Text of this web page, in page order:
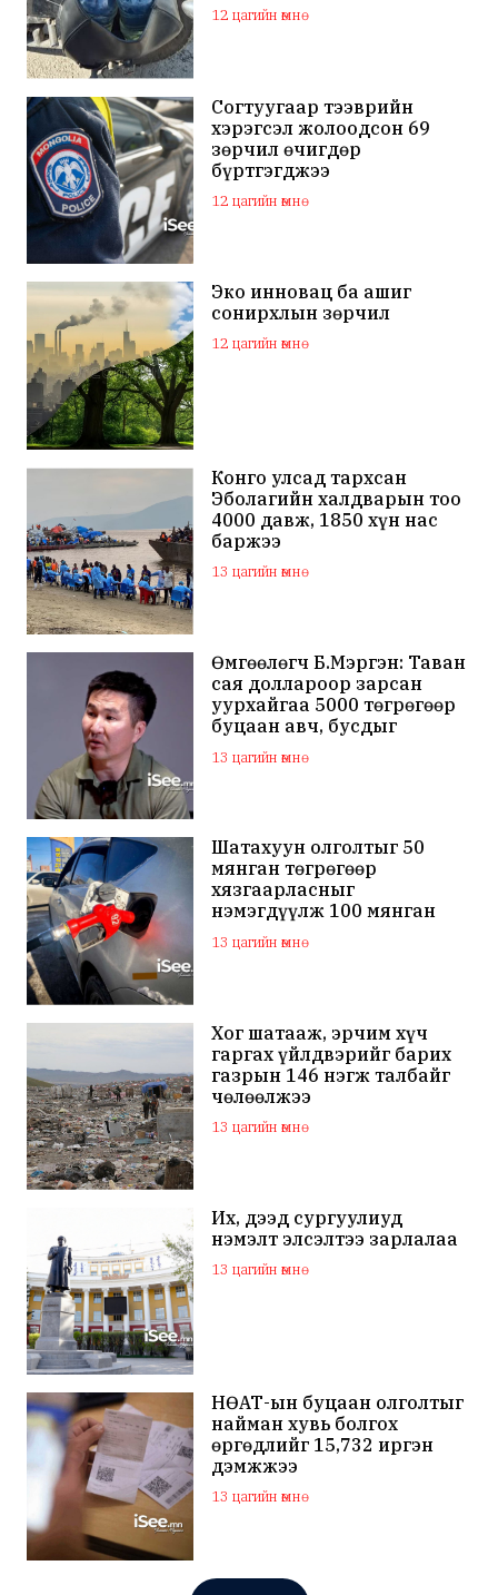
12 цагийн өмнө
Согтуугаар тээврийн
хэрэгсэл жолоодсон 69
зөрчил өчигдөр
бүртгэгджээ
12 цагийн өмнө
Эко инновац ба ашиг
сонирхлын зөрчил
12 цагийн өмнө
Конго улсад тархсан
Эболагийн халдварын тоо
4000 давж, 1850 хүн нас
баржээ
13 цагийн өмнө
Өмгөөлөгч Б.Мэргэн: Таван
сая доллароор зарсан
уурхайгаа 5000 төгрөгөөр
буцаан авч, бусдыг
залилсан Ө.Ганзоригийн
өмгөөлөгч ёс зүйгүйгээр
13 цагийн өмнө
Шатахуун олголтыг 50
мянган төгрөгөөр
хязгаарласныг
нэмэгдүүлж 100 мянган
төгрөгт хүргэхээр судалж
байна
13 цагийн өмнө
Хог шатааж, эрчим хүч
гаргах үйлдвэрийг барих
газрын 146 нэгж талбайг
чөлөөлжээ
13 цагийн өмнө
Их, дээд сургуулиуд
нэмэлт элсэлтээ зарлалаа
13 цагийн өмнө
НӨАТ-ын буцаан олголтыг
найман хувь болгох
өргөдлийг 15,732 иргэн
дэмжжээ
13 цагийн өмнө